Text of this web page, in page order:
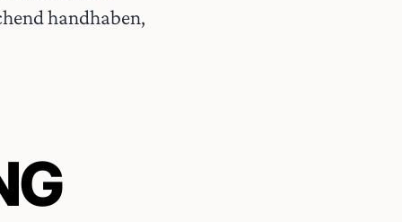
handhaben,